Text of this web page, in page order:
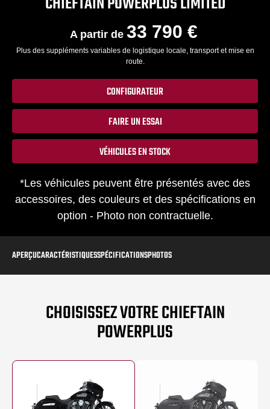
A partir de 33 790 €
Plus des suppléments variables de logistique locale, transport et mise en
route.
CONFIGURATEUR
FAIRE UN ESSAI
VÉHICULES EN STOCK
*Les véhicules peuvent être présentés avec des
accessoires, des couleurs et des spécifications en
option - Photo non contractuelle.
APERÇUCARACTÉRISTIQUESSPÉCIFICATIONSPHOTOS
CHOISISSEZ VOTRE CHIEFTAIN
POWERPLUS